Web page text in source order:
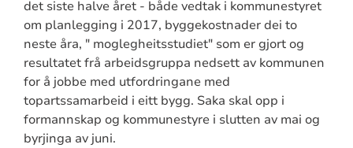
det siste halve året - både vedtak i kommunestyret
om planlegging i 2017, byggekostnader dei to
neste åra, " moglegheitsstudiet" som er gjort og
resultatet frå arbeidsgruppa nedsett av kommunen
for å jobbe med utfordringane med
topartssamarbeid i eitt bygg. Saka skal opp i
formannskap og kommunestyre i slutten av mai og
byrjinga av juni.